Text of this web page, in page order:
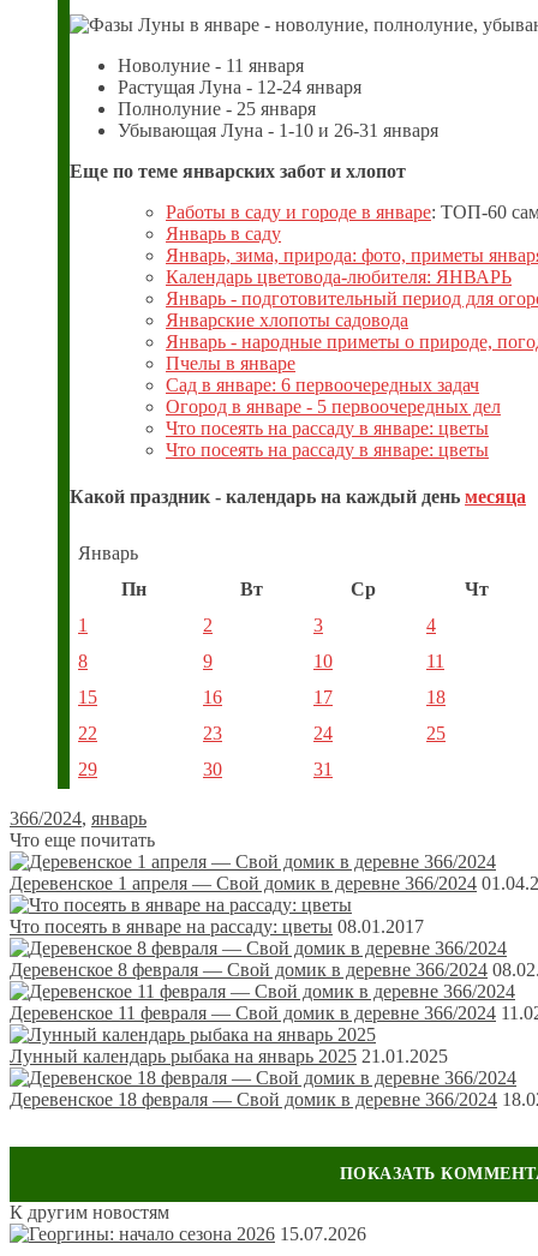
Новолуние - 11 января
Растущая Луна - 12-24 января
Полнолуние - 25 января
Убывающая Луна - 1-10 и 26-31 января
Еще по теме январских забот и хлопот
Работы в саду и городе в январе: ТОП-60
Январь в саду
Январь, зима, природа: фото, приметы
Календарь цветовода-любителя: ЯНВАРЬ
Январь - подготовительный период для
Январские хлопоты садовода
Январь - народные приметы о природе,
Пчелы в январе
Сад в январе: 6 первоочередных задач
Огород в январе - 5 первоочередных дел
Что посеять на рассаду в январе: цветы
Что посеять на рассаду в январе: цветы
Какой праздник - календарь на каждый день месяца
Январь
Пн
Вт Ср
Чт
1
2 3
4
8
9 10
11
15
16 17
18
22
23 24
25
29
30 31
366/2024, январь
Что еще почитать
Деревенское 1 апреля — Свой домик в деревне 366/2024
Что посеять в январе на рассаду: цветы 08.01.2017
Деревенское 8 февраля — Свой домик в деревне 366/2024
Деревенское 11 февраля — Свой домик в деревне 366/2024
Лунный календарь рыбака на январь 2025 21.01.2025
Деревенское 18 февраля — Свой домик в деревне 366/2024
Оставить комментарий
К другим новостям
15.07.2026